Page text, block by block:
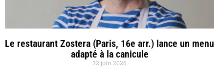
Le restaurant Zostera (Paris, 16e arr.) lance un menu
adapté à la canicule
22 juin 2026